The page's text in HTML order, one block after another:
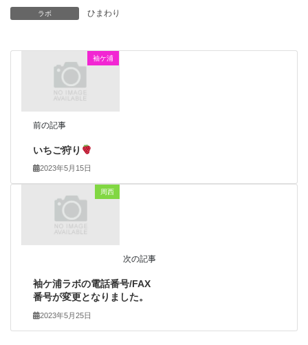
ラボ ひまわり
袖ケ浦
前の記事
いちご狩り
2023年5月15日
周西
次の記事
袖ケ浦ラボの電話番号/FAX
番号が変更となりました。
2023年5月25日